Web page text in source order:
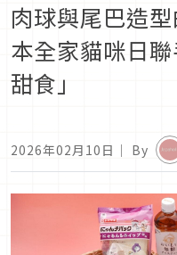
肉球與尾巴造
本全家貓咪日
甜食」
2026年02月10日 ｜ By